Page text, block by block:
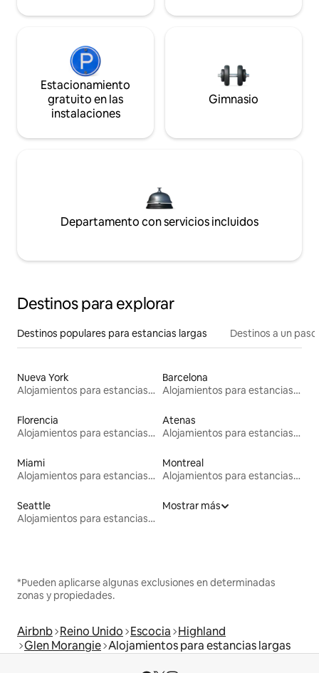
Estacionamiento
gratuito en las
instalaciones
Gimnasio
Departamento con servicios incluidos
Destinos para explorar
Destinos populares para estancias largas Destinos a un
Nueva York
Alojamientos para estancias largas
Barcelona
Alojamientos para estancias largas
Florencia
Alojamientos para estancias largas
Atenas
Alojamientos para estancias largas
Miami
Alojamientos para estancias largas
Montreal
Alojamientos para estancias largas
Seattle
Alojamientos para estancias largas
Mostrar más
*Pueden aplicarse algunas exclusiones en determinadas
zonas y propiedades.
Airbnb Reino Unido Escocia Highland
Glen Morangie Alojamientos para estancias largas